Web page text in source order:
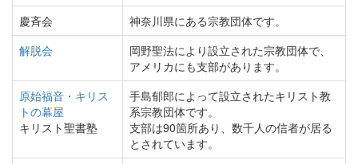
慶斉会
神奈川県にある宗教団体です。
解脱会
岡野聖法により設立された宗教団体で、
アメリカにも支部があります。
原始福音・キリス
トの幕屋
キリスト聖書塾
手島郁郎によって設立されたキリスト教
系宗教団体です。
支部は90箇所あり、数千人の信者が居る
とされています。